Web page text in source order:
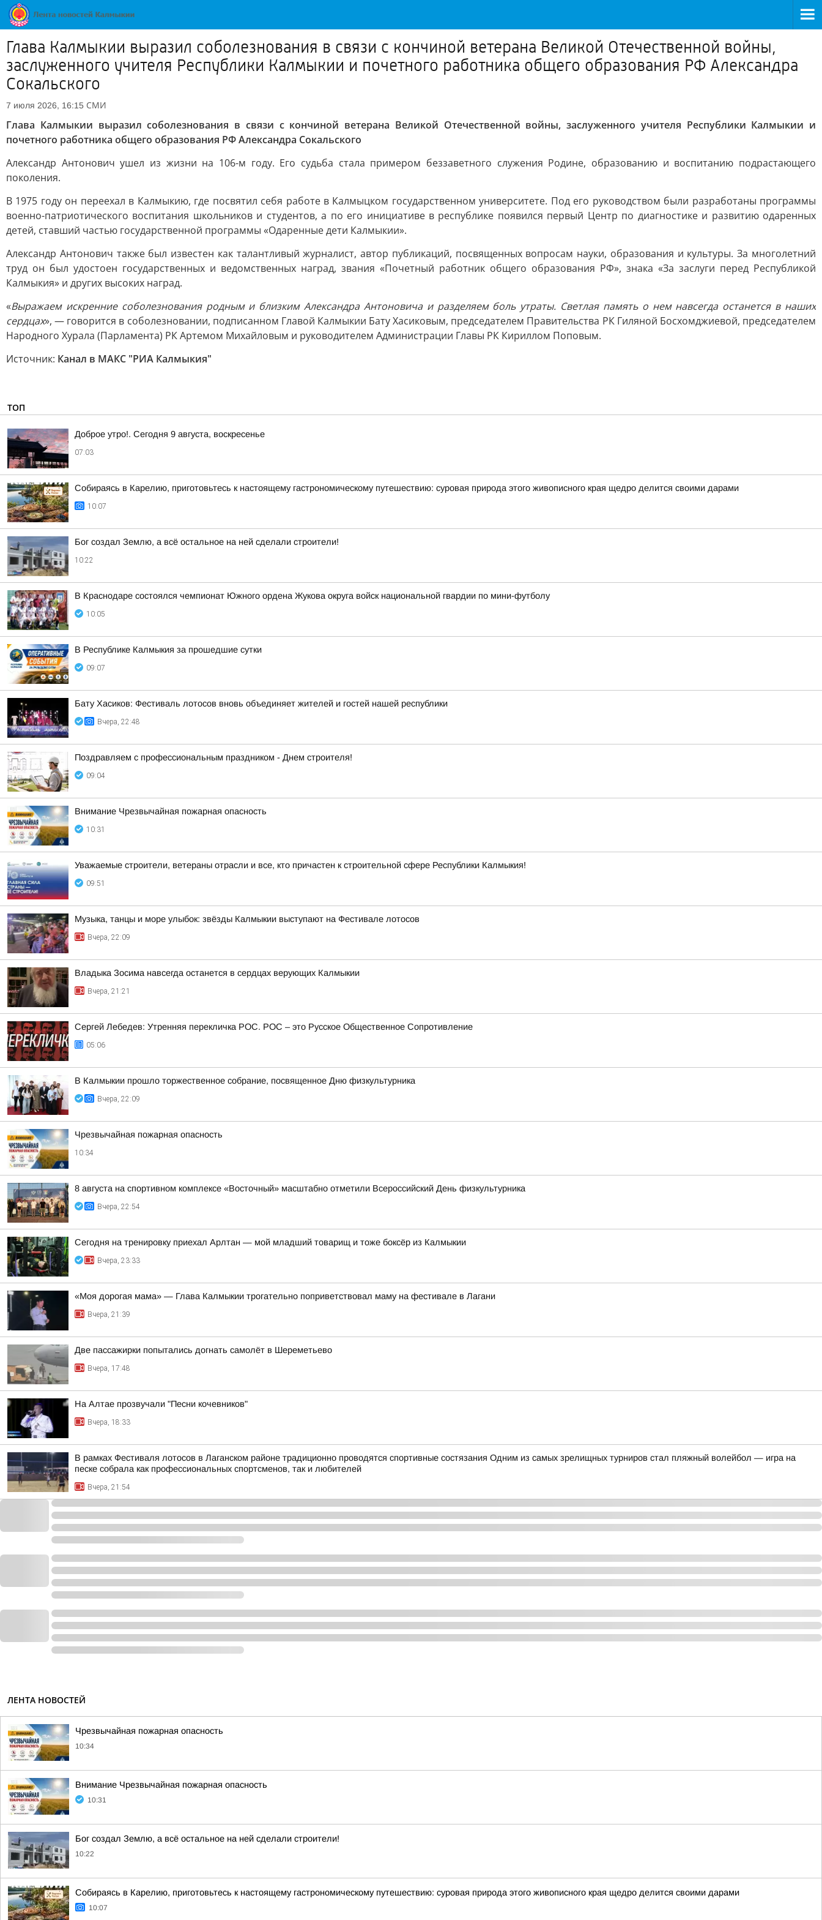
Глава Калмыкии выразил соболезнования в связи с кончиной ветерана Великой Отечественной войны,
заслуженного учителя Республики Калмыкии и почетного работника общего образования РФ Александра
Сокальского
7 июля 2026, 16:15 СМИ
Глава Калмыкии выразил соболезнования в связи с кончиной ветерана Великой Отечественной войны, заслуженного учителя Республики Калмыкии и
почетного работника общего образования РФ Александра Сокальского
Александр Антонович ушел из жизни на 106-м году. Его судьба стала примером беззаветного служения Родине, образованию и воспитанию подрастающего
поколения.
В 1975 году он переехал в Калмыкию, где посвятил себя работе в Калмыцком государственном университете. Под его руководством были разработаны программы
военно-патриотического воспитания школьников и студентов, а по его инициативе в республике появился первый Центр по диагностике и развитию одаренных
детей, ставший частью государственной программы «Одаренные дети Калмыкии».
Александр Антонович также был известен как талантливый журналист, автор публикаций, посвященных вопросам науки, образования и культуры. За многолетний
труд он был удостоен государственных и ведомственных наград, звания «Почетный работник общего образования РФ», знака «За заслуги перед Республикой
Калмыкия» и других высоких наград.
«Выражаем искренние соболезнования родным и близким Александра Антоновича и разделяем боль утраты. Светлая память о нем навсегда останется в наших
сердцах», — говорится в соболезновании, подписанном Главой Калмыкии Бату Хасиковым, председателем Правительства РК Гиляной Босхомджиевой, председателем
Народного Хурала (Парламента) РК Артемом Михайловым и руководителем Администрации Главы РК Кириллом Поповым.
Источник: Канал в МАКС "РИА Калмыкия"
ТОП
Доброе утро!. Сегодня 9 августа, воскресенье
07:03
Собираясь в Карелию, приготовьтесь к настоящему гастрономическому путешествию: суровая природа этого живописного края щедро делится своими дарами
10:07
Бог создал Землю, а всё остальное на ней сделали строители!
10:22
В Краснодаре состоялся чемпионат Южного ордена Жукова округа войск национальной гвардии по мини-футболу
10:05
В Республике Калмыкия за прошедшие сутки
09:07
Бату Хасиков: Фестиваль лотосов вновь объединяет жителей и гостей нашей республики
Вчера, 22:48
Поздравляем с профессиональным праздником - Днем строителя!
09:04
Внимание Чрезвычайная пожарная опасность
10:31
Уважаемые строители, ветераны отрасли и все, кто причастен к строительной сфере Республики Калмыкия!
09:51
Музыка, танцы и море улыбок: звёзды Калмыкии выступают на Фестивале лотосов
Вчера, 22:09
Владыка Зосима навсегда останется в сердцах верующих Калмыкии
Вчера, 21:21
Сергей Лебедев: Утренняя перекличка РОС. РОС – это Русское Общественное Сопротивление
05:06
В Калмыкии прошло торжественное собрание, посвященное Дню физкультурника
Вчера, 22:09
Чрезвычайная пожарная опасность
10:34
8 августа на спортивном комплексе «Восточный» масштабно отметили Всероссийский День физкультурника
Вчера, 22:54
Сегодня на тренировку приехал Арлтан — мой младший товарищ и тоже боксёр из Калмыкии
Вчера, 23:33
«Моя дорогая мама» — Глава Калмыкии трогательно поприветствовал маму на фестивале в Лагани
Вчера, 21:39
Две пассажирки попытались догнать самолёт в Шереметьево
Вчера, 17:48
На Алтае прозвучали "Песни кочевников"
Вчера, 18:33
В рамках Фестиваля лотосов в Лаганском районе традиционно проводятся спортивные состязания Одним из самых зрелищных турниров стал пляжный волейбол — игра на
песке собрала как профессиональных спортсменов, так и любителей
Вчера, 21:54
ЛЕНТА НОВОСТЕЙ
Чрезвычайная пожарная опасность
10:34
Внимание Чрезвычайная пожарная опасность
10:31
Бог создал Землю, а всё остальное на ней сделали строители!
10:22
Собираясь в Карелию, приготовьтесь к настоящему гастрономическому путешествию: суровая природа этого живописного края щедро делится своими дарами
10:07